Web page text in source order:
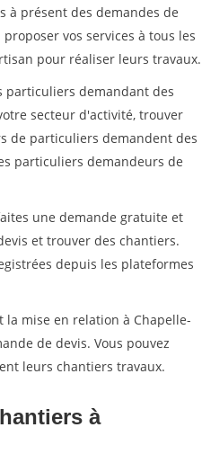
à présent des demandes de
vos services à tous les
pour réaliser leurs travaux.
particuliers demandant des
secteur d'activité, trouver
de particuliers demandent des
particuliers demandeurs de
une demande gratuite et
et trouver des chantiers.
depuis les plateformes
la mise en relation à Chapelle-
de devis. Vous pouvez
leurs chantiers travaux.
à